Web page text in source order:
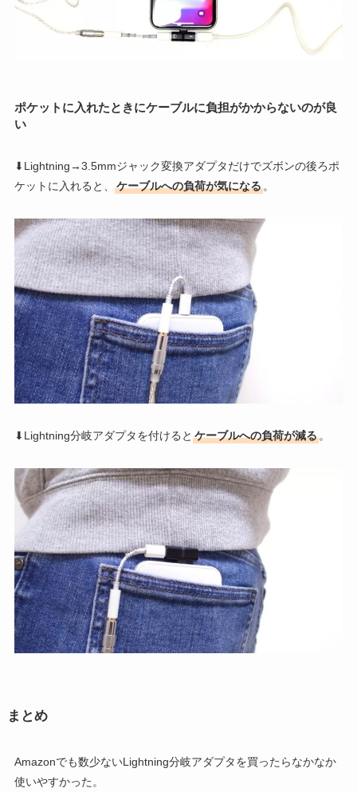
ポケットに入れたときにケーブルに負担がかからないのが良
い
⬇Lightning→3.5mmジャック変換アダプタだけでズボンの後ろポ
ケットに入れると、
ケーブルへの負荷が気になる。
⬇Lightning分岐アダプタを付けると ケーブルへの負荷が減る。
まとめ
Amazonでも数少ないLightning分岐アダプタを買ったらなかなか
使いやすかった。